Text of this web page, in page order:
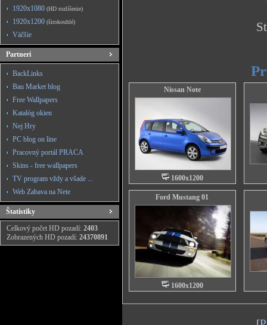
1920x1080 (HD rozlíšenie)
1920x1200 (širokouhlé)
Väčšie
Partneri
BackLinks
Bau Market blog
Free Wallpapers
Katalóg okien
Nej Hry
PC blog on line
Pracovný portál PRACA
Skins - free wallpapers
TV program vždy a všade ...
Web Zabava na Nete
Štatistiky
Celkový počet HD pozadí: 2403
Zobrazených HD pozadí: 24370891
Nissan Note
1600x1200
Ford Mustang 01
1600x1200